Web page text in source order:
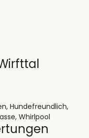
Hundefreundlich,
Whirlpool